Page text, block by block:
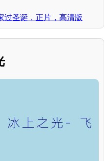
过圣诞，正片，高清版